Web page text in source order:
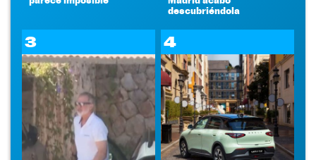
descubriéndola
3 4